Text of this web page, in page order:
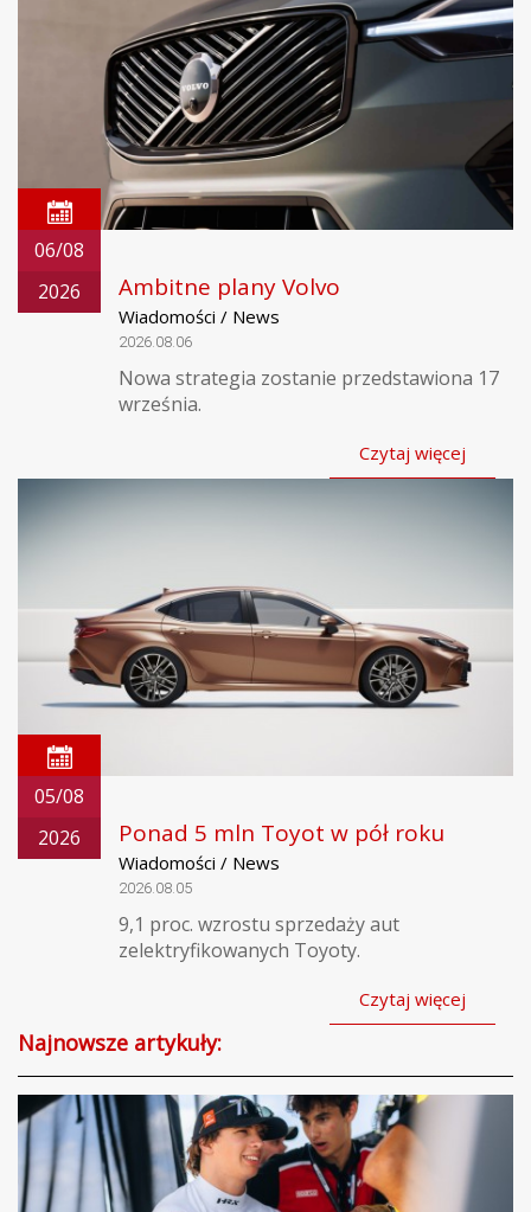
06/08
2026
Ambitne plany Volvo
Wiadomości / News
2026.08.06
Nowa strategia zostanie przedstawiona 17
września.
Czytaj więcej
05/08
2026
Ponad 5 mln Toyot w pół roku
Wiadomości / News
2026.08.05
9,1 proc. wzrostu sprzedaży aut
zelektryfikowanych Toyoty.
Czytaj więcej
Najnowsze artykuły: